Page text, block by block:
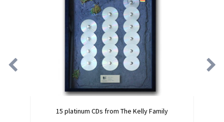
15 platinum CDs from The Kelly Family